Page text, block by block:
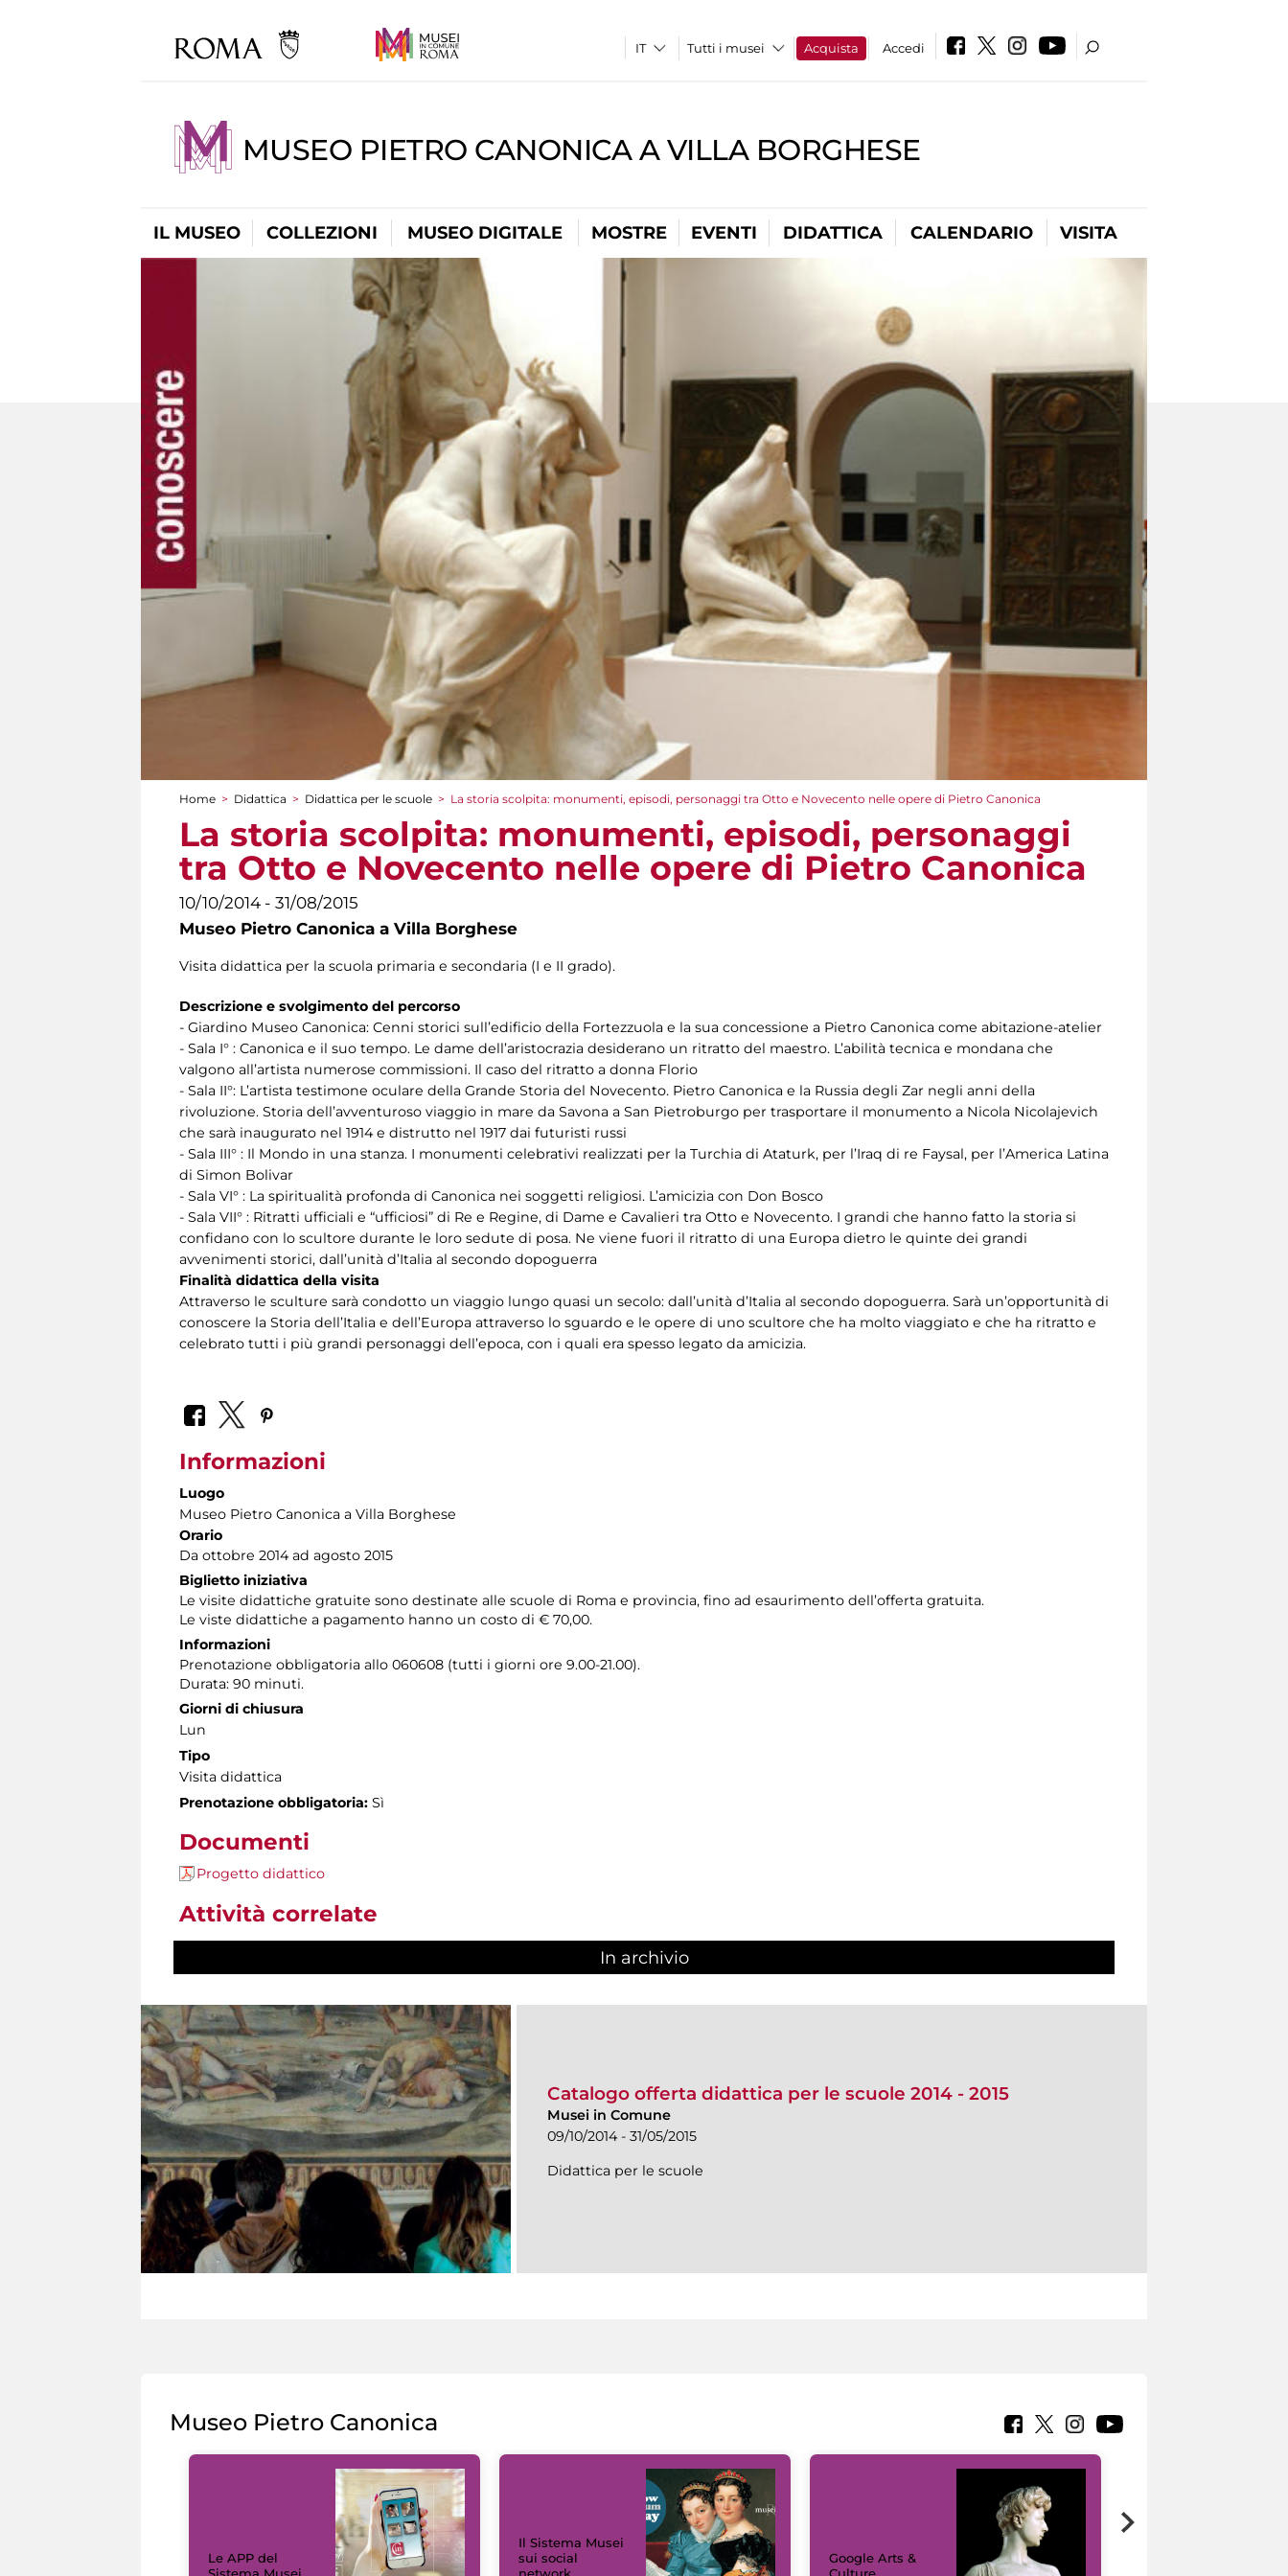
Tutti i musei Acquista Accedi
MUSEO PIETRO CANONICA A VILLA BORGHESE
IL MUSEO COLLEZIONI MUSEO DIGITALE MOSTRE EVENTI DIDATTICA CALENDARIO VISITA
Tu sei qui
Home > Didattica > Didattica per le scuole > La storia scolpita: monumenti, episodi, personaggi tra Otto e Novecento nelle opere di Pietro Canonica
La storia scolpita: monumenti, episodi, personaggi
tra Otto e Novecento nelle opere di Pietro Canonica
10/10/2014 - 31/08/2015
Museo Pietro Canonica a Villa Borghese
Visita didattica per la scuola primaria e secondaria (I e II grado).
Descrizione e svolgimento del percorso
- Giardino Museo Canonica: Cenni storici sull’edificio della Fortezzuola e la sua concessione a Pietro Canonica come abitazione-atelier
- Sala I° : Canonica e il suo tempo. Le dame dell’aristocrazia desiderano un ritratto del maestro. L’abilità tecnica e mondana che
valgono all’artista numerose commissioni. Il caso del ritratto a donna Florio
- Sala II°: L’artista testimone oculare della Grande Storia del Novecento. Pietro Canonica e la Russia degli Zar negli anni della
rivoluzione. Storia dell’avventuroso viaggio in mare da Savona a San Pietroburgo per trasportare il monumento a Nicola Nicolajevich
che sarà inaugurato nel 1914 e distrutto nel 1917 dai futuristi russi
- Sala III° : Il Mondo in una stanza. I monumenti celebrativi realizzati per la Turchia di Ataturk, per l’Iraq di re Faysal, per l’America Latina
di Simon Bolivar
- Sala VI° : La spiritualità profonda di Canonica nei soggetti religiosi. L’amicizia con Don Bosco
- Sala VII° : Ritratti ufficiali e “ufficiosi” di Re e Regine, di Dame e Cavalieri tra Otto e Novecento. I grandi che hanno fatto la storia si
confidano con lo scultore durante le loro sedute di posa. Ne viene fuori il ritratto di una Europa dietro le quinte dei grandi
avvenimenti storici, dall’unità d’Italia al secondo dopoguerra
Finalità didattica della visita
Attraverso le sculture sarà condotto un viaggio lungo quasi un secolo: dall’unità d’Italia al secondo dopoguerra. Sarà un’opportunità di
conoscere la Storia dell’Italia e dell’Europa attraverso lo sguardo e le opere di uno scultore che ha molto viaggiato e che ha ritratto e
celebrato tutti i più grandi personaggi dell’epoca, con i quali era spesso legato da amicizia.
Informazioni
Luogo
Museo Pietro Canonica a Villa Borghese
Orario
Da ottobre 2014 ad agosto 2015
Biglietto iniziativa
Le visite didattiche gratuite sono destinate alle scuole di Roma e provincia, fino ad esaurimento dell’offerta gratuita.
Le viste didattiche a pagamento hanno un costo di € 70,00.
Informazioni
Prenotazione obbligatoria allo 060608 (tutti i giorni ore 9.00-21.00).
Durata: 90 minuti.
Giorni di chiusura
Lun
Tipo
Visita didattica
Prenotazione obbligatoria: Sì
Documenti
Progetto didattico
Attività correlate
In archivio
Catalogo offerta didattica per le scuole 2014 - 2015
Musei in Comune
09/10/2014 - 31/05/2015
Didattica per le scuole
Museo Pietro Canonica
Le APP del
Il Sistema Musei
sui social
Google Arts &